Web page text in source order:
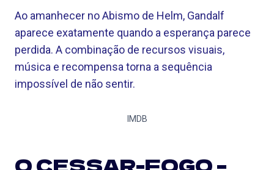
Ao amanhecer no Abismo de Helm, Gandalf
aparece exatamente quando a esperança parece
perdida. A combinação de recursos visuais,
música e recompensa torna a sequência
impossível de não sentir.
IMDB